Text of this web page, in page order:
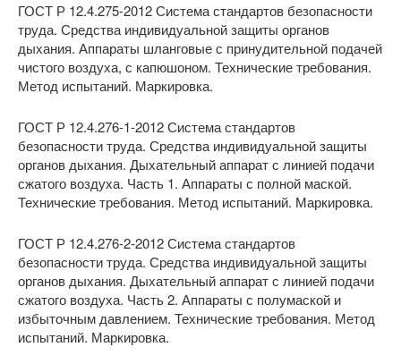
ГОСТ Р 12.4.275-2012 Система стандартов безопасности
труда. Средства индивидуальной защиты органов
дыхания. Аппараты шланговые с принудительной подачей
чистого воздуха, с капюшоном. Технические требования.
Метод испытаний. Маркировка.
ГОСТ Р 12.4.276-1-2012 Система стандартов
безопасности труда. Средства индивидуальной защиты
органов дыхания. Дыхательный аппарат с линией подачи
сжатого воздуха. Часть 1. Аппараты с полной маской.
Технические требования. Метод испытаний. Маркировка.
ГОСТ Р 12.4.276-2-2012 Система стандартов
безопасности труда. Средства индивидуальной защиты
органов дыхания. Дыхательный аппарат с линией подачи
сжатого воздуха. Часть 2. Аппараты с полумаской и
избыточным давлением. Технические требования. Метод
испытаний. Маркировка.